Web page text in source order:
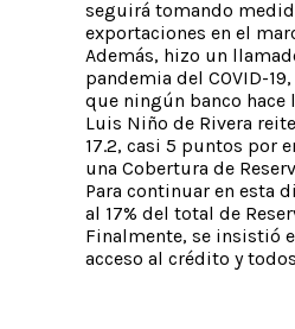
seguirá tomando
exportaciones en el
Además, hizo un
pandemia del COVID-
que ningún banco hace
Luis Niño de Rivera
17.2, casi 5 puntos por
una Cobertura de
Para continuar en esta
al 17% del total de
Finalmente, se insistió
acceso al crédito y